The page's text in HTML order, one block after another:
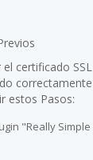
el certificado SSL
correctamente
estos Pasos:
"Really Simple